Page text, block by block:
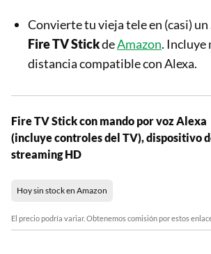
Convierte tu vieja tele en (casi) un
Fire TV StickdeAmazon. Incluye
distancia compatible con Alexa.
Fire TV Stick con mando por voz Alexa
(incluye controles del TV), dispositivo
streaming HD
Hoy sin stock en Amazon
El precio podría variar. Obtenemos comisión por estos